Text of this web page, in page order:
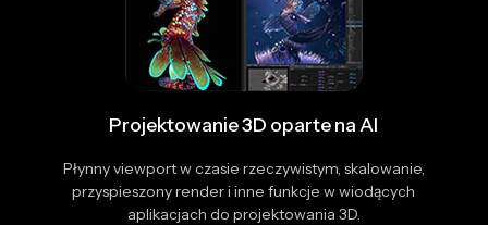
Projektowanie 3D oparte na AI
Płynny viewport w czasie rzeczywistym, skalowanie,
przyspieszony render i inne funkcje w wiodących
aplikacjach do projektowania 3D.